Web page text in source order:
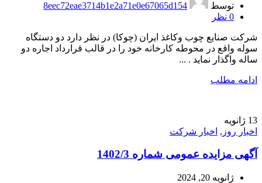
توسط
8eec72eae3714b1e2a71e0e67065d154
0 نظر
شرکت صنايع چوب وكاغذ ايران (چوكا) در نظر دارد دو دستگاه
سوله واقع در محوطه کارخانه خود را در قالب قرارداد اجاره دو
ساله واگذار نماید . ...
ادامه مطلب
13 ژانویه
اخبار روز , اخبار شرکت
آگهی مزایده عمومی شماره 1402/3
ژانویه 20, 2024